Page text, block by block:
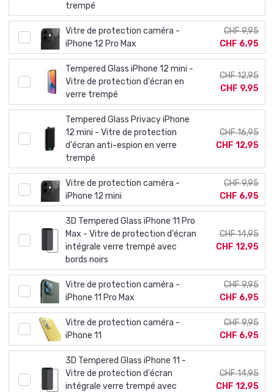
trempé
Vitre de protection caméra -
iPhone 12 Pro Max
CHF 9,95
CHF 6,95
Tempered Glass iPhone 12 mini -
Vitre de protection d'écran en
verre trempé
CHF 12,95
CHF 9,95
Tempered Glass Privacy iPhone
12 mini - Vitre de protection
d'écran anti-espion en verre
trempé
CHF 16,95
CHF 12,95
Vitre de protection caméra -
iPhone 12 mini
CHF 9,95
CHF 6,95
3D Tempered Glass iPhone 11 Pro
Max - Vitre de protection d'écran
intégrale verre trempé avec
bords noirs
CHF 14,95
CHF 12,95
Vitre de protection caméra -
iPhone 11 Pro Max
CHF 9,95
CHF 6,95
Vitre de protection caméra -
iPhone 11
CHF 9,95
CHF 6,95
3D Tempered Glass iPhone 11 -
Vitre de protection d'écran
intégrale verre trempé avec
CHF 14,95
CHF 12,95